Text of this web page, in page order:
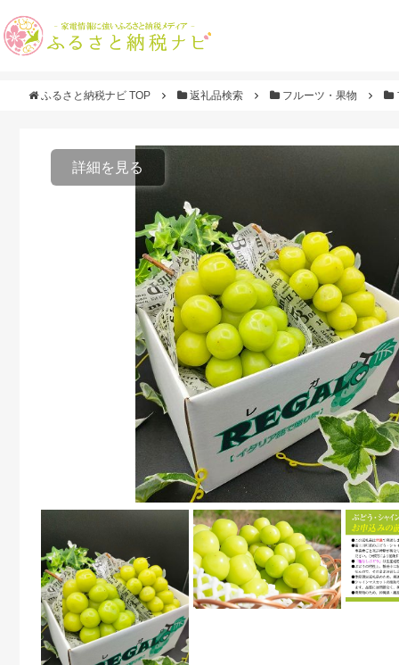
ふるさと納税ナビ TOP 返礼品検索 フルーツ・果物
詳細を見る